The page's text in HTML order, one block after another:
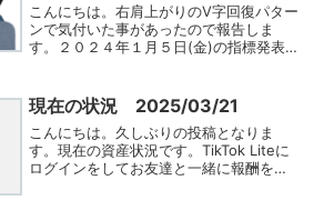
こんにちは。右肩上がりのV字回復パター
ンで気付いた事があったので報告しま
す。２０２４年１月５日(金)の指標発表
検証してないのですが勝率が高く、利幅
も大きく取れるパターンだと思います。
引きこもり投資家さんもXで仰っていま
す。
現在の状況 2025/03/21
こんにちは。久しぶりの投稿となりま
す。現在の資産状況です。TikTok Liteに
ログインをしてお友達と一緒に報酬を